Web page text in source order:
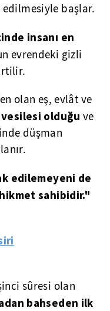
başlar.
insanı en
evrendeki gizli
olan eş, evlât ve
olduğu ve
düşman
edilemeyeni de
sahibidir."
sûresi olan
bahseden ilk